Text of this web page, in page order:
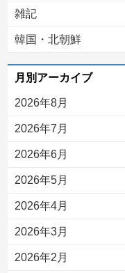
雑記
韓国・北朝鮮
月別アーカイブ
2026年8月
2026年7月
2026年6月
2026年5月
2026年4月
2026年3月
2026年2月